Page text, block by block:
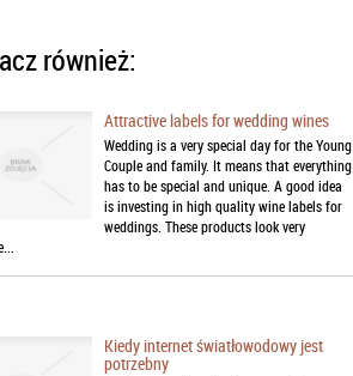
również:
Attractive labels for wedding wines
Wedding is a very special day for the Young
Couple and family. It means that everything
has to be special and unique. A good idea
is investing in high quality wine labels for
weddings. These products look very
Kiedy internet światłowodowy jest
potrzebny